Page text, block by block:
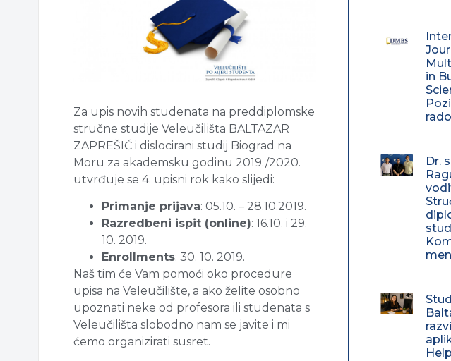
Za upis novih studenata na preddiplomske
stručne studije Veleučilišta BALTAZAR
ZAPREŠIĆ i dislocirani studij Biograd na
Moru za akademsku godinu 2019./2020.
utvrđuje se 4. upisni rok kako slijedi:
Primanje prijava: 05.10. – 28.10.2019.
Razredbeni ispit (online): 16.10. i 29.
10. 2019.
Enrollments: 30. 10. 2019.
Naš tim će Vam pomoći oko procedure
upisa na Veleučilište, a ako želite osobno
upoznati neke od profesora ili studenata s
Veleučilišta slobodno nam se javite i mi
ćemo organizirati susret.
in
Dr.